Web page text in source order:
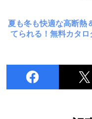
夏も冬も快適な高断熱
てられる！無料カタ